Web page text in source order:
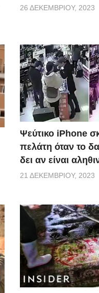
26 ΔΕΚΕΜΒΡΊΟΥ, 2023
Ψεύτικο iPhone
πελάτη όταν το
δει αν είναι
21 ΔΕΚΕΜΒΡΊΟΥ, 2023